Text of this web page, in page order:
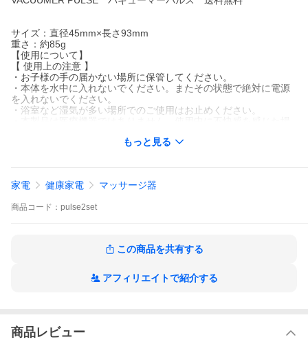
サイズ：直径45mm×長さ93mm
重さ：約85g
【使用について】
【 使用上の注意 】
・お子様の手の届かない場所に保管してください。
・本体を水中に入れないでください。またその状態で絶対に電源
を入れないでください。
・浴室など湿気が多い場所でのご使用はお止めください。
・同じ部位への長時間の使用は避けてください。
医師に相談してください。
傾向のある方、妊婦の方、産婦の方、急性化膿性炎症のある方、
もっと見る
家電 健康家電 マッサージ器
商品 コード： pulse2set
この商品を共有する
アフィリエイトで紹介する
商品レビュー